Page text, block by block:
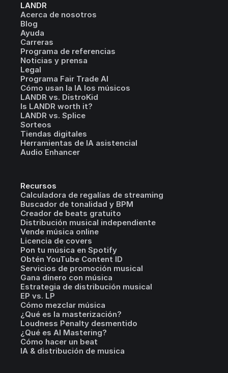
LANDR
Acerca de nosotros
Blog
Ayuda
Carreras
Programa de referencias
Noticias y prensa
Legal
Programa Fair Trade AI
Cómo usan la IA los músicos
LANDR vs. DistroKid
Is LANDR worth it?
LANDR vs. Splice
Sorteos
Tiendas digitales
Herramientas de IA asistencial
Audio Enhancer
Recursos
Calculadora de regalías de streaming
Buscador de tonalidad y BPM
Creador de beats gratuito
Distribución musical independiente
Vende música online
Licencia de covers
Pon tu música en Spotify
Obtén YouTube Content ID
Servicios de promoción musical
Gana dinero con música
Estrategia de distribución musical
EP vs. LP
Cómo mezclar música
¿Qué es la masterización?
Loudness Penalty desmentido
¿Qué es AI Mastering?
Cómo hacer un beat
IA & distribución de musica